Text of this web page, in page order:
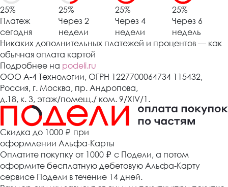
25%
Платеж
сегодня
25%
Через 2
недели
25%
Через 4
недели
25%
Через 6
недель
Никаких дополнительных платежей и процентов — как
обычная оплата картой
Подробнее на podeli.ru
ООО А-4 Технологии, ОГРН 1227700064734 115432,
Россия, г. Москва, пр. Андропова,
д.18, к. 3, этаж/помещ./ ком. 9/XIV/1.
Cкидка до 1000 ₽ при
оформлении Альфа-Карты
Оплатите покупку от 1000 ₽ с Подели, а потом
оформите бесплатную дебетовую Альфа-Карту
сервисе Подели в течение 14 дней.